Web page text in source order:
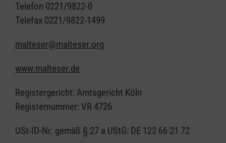
Telefon 0221/9822-0
Telefax 0221/9822-1499
malteser@malteser.org
www.malteser.de
Registergericht: Amtsgericht Köln
Registernummer: VR 4726
USt-ID-Nr. gemäß § 27 a UStG: DE 122 66 21 72